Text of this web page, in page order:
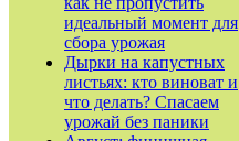
идеальный момент для
сбора урожая
Дырки на капустных
листьях: кто виноват и
что делать? Спасаем
урожай без паники